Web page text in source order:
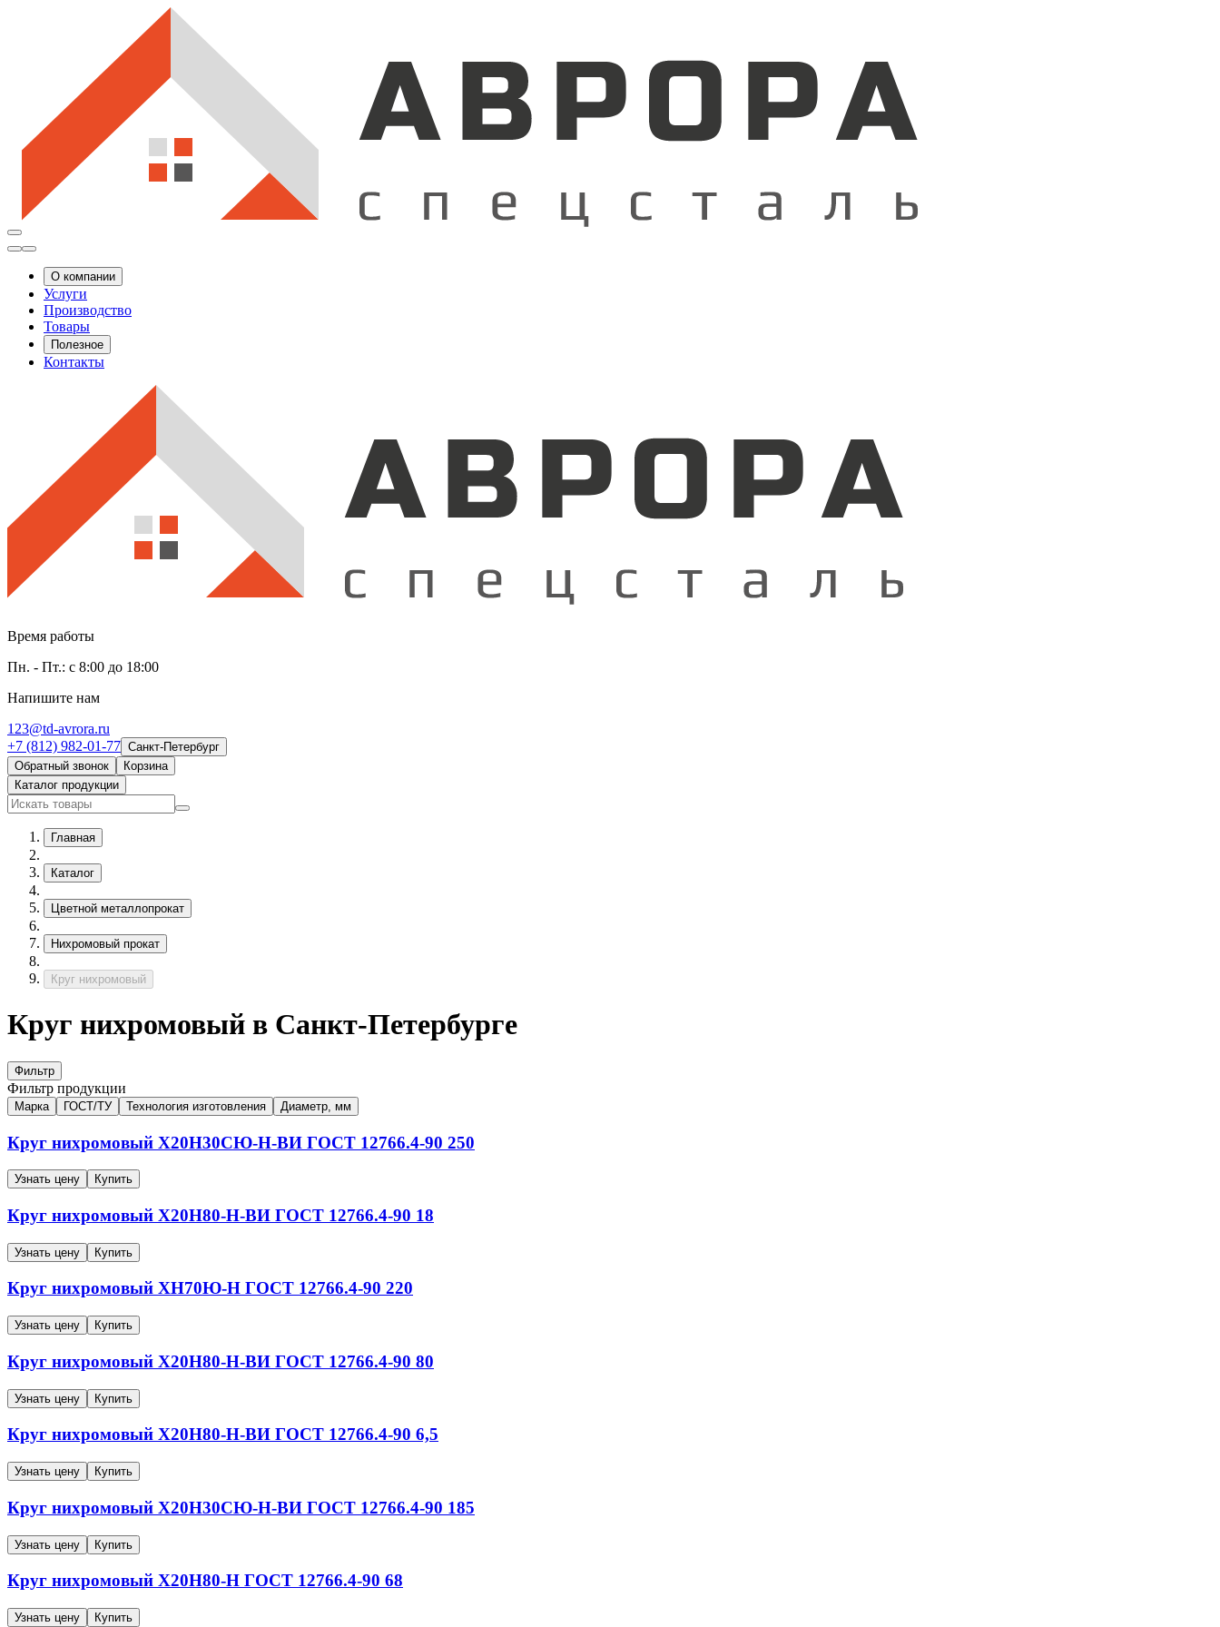
О компании
Услуги
Производство
Товары
Полезное
Контакты
Время работы
Пн. - Пт.: с 8:00 до 18:00
Напишите нам
123@td-avrora.ru
+7 (812) 982-01-77 Санкт-Петербург
Обратный звонок
Корзина
Каталог продукции
Главная
Каталог
Цветной металлопрокат
Нихромовый прокат
Круг нихромовый
Круг нихромовый в Санкт-Петербурге
Фильтр
Фильтр продукции
Марка ГОСТ/ТУ Технология изготовления Диаметр, мм
Круг нихромовый Х20Н30СЮ-Н-ВИ ГОСТ 12766.4-90 250
Узнать цену Купить
Круг нихромовый Х20Н80-Н-ВИ ГОСТ 12766.4-90 18
Узнать цену Купить
Круг нихромовый ХН70Ю-Н ГОСТ 12766.4-90 220
Узнать цену Купить
Круг нихромовый Х20Н80-Н-ВИ ГОСТ 12766.4-90 80
Узнать цену Купить
Круг нихромовый Х20Н80-Н-ВИ ГОСТ 12766.4-90 6,5
Узнать цену Купить
Круг нихромовый Х20Н30СЮ-Н-ВИ ГОСТ 12766.4-90 185
Узнать цену Купить
Круг нихромовый Х20Н80-Н ГОСТ 12766.4-90 68
Узнать цену Купить